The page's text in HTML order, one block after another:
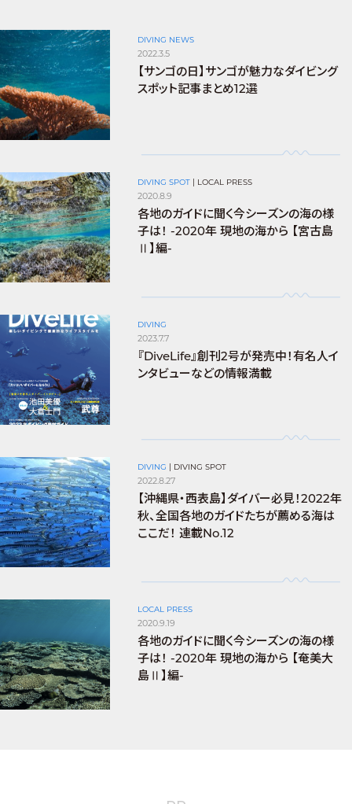
DIVING NEWS
2022.3.5
【サンゴの日】サンゴが魅力なダイビング
スポット記事まとめ12選
DIVING SPOT LOCAL PRESS
2020.8.9
各地のガイドに聞く今シーズンの海の様
子は！ -2020年 現地の海から 【宮古島
Ⅱ】編-
DIVING
2023.7.7
『DiveLife』創刊2号が発売中！有名人イ
ンタビューなどの情報満載
DIVING DIVING SPOT
2022.8.27
【沖縄県・西表島】ダイバー必見！2022年
秋、全国各地のガイドたちが薦める海は
ここだ！ 連載No.12
LOCAL PRESS
2020.9.19
各地のガイドに聞く今シーズンの海の様
子は！ -2020年 現地の海から 【奄美大
島Ⅱ】編-